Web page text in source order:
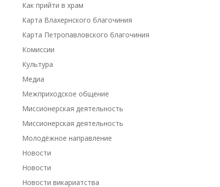
Как прийти в храм
Карта Влахернского благочиния
Карта Петропавловского благочиния
Комиссии
Культура
Медиа
Межприходское общение
Миссионерская деятельность
Миссионерская деятельность
Молодёжное направление
Новости
Новости
Новости викариатства